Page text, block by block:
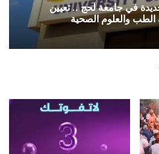
في جامعة لحج .. تعيين
الطب والعلوم الصحية